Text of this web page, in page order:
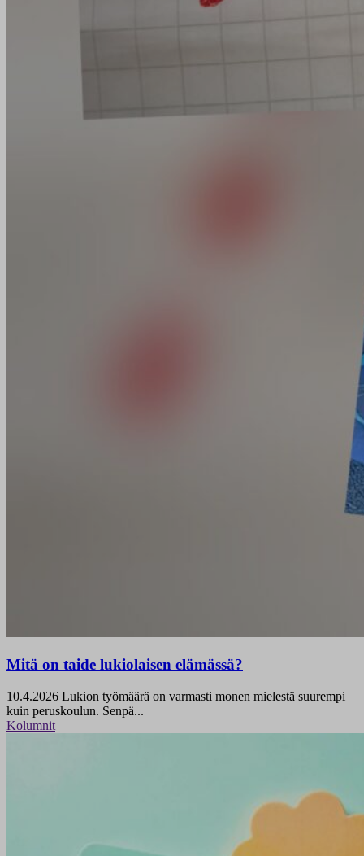
Mitä on taide lukiolaisen elämässä?
10.4.2026 Lukion työmäärä on varmasti monen mielestä suurempi
kuin peruskoulun. Senpä...
Kolumnit